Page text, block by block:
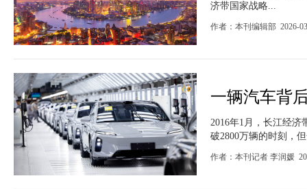
济带国家战略...
作者：本刊编辑部 2026-
一辆汽车背
2016年1月，长江经
破2800万辆的时刻，
作者：本刊记者 李润媛